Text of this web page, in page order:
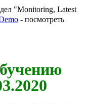
"Monitoring, Latest
- посмотреть